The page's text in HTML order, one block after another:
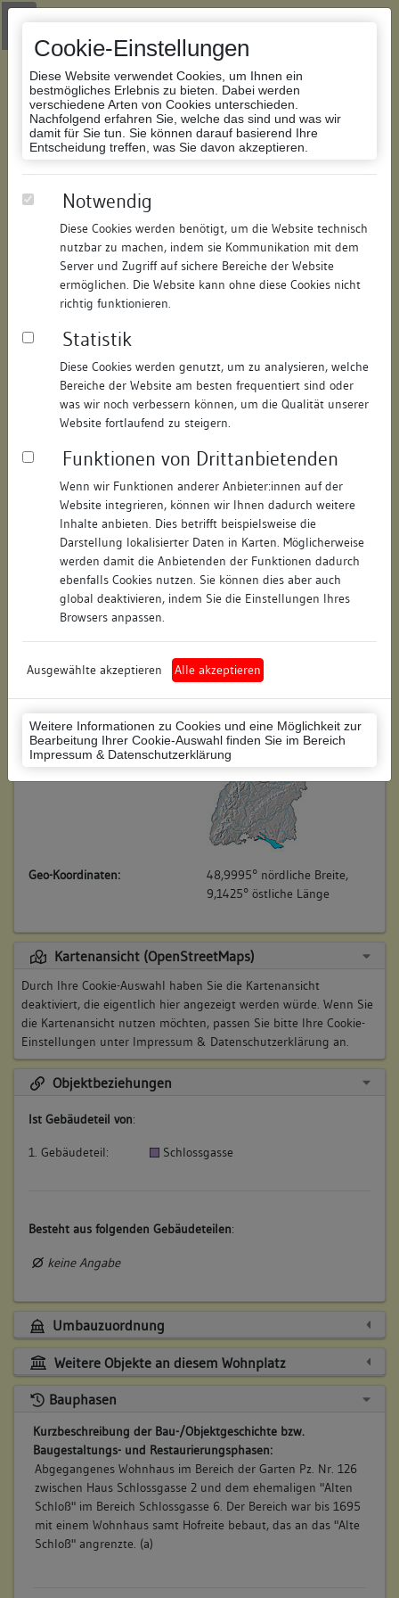
Cookie-Einstellungen
Diese Website verwendet Cookies, um Ihnen ein
bestmögliches Erlebnis zu bieten. Dabei werden
verschiedene Arten von Cookies unterschieden.
Nachfolgend erfahren Sie, welche das sind und was wir
damit für Sie tun. Sie können darauf basierend Ihre
Entscheidung treffen, was Sie davon akzeptieren.
Notwendig
Diese Cookies werden benötigt, um die Website technisch
nutzbar zu machen, indem sie Kommunikation mit dem
Server und Zugriff auf sichere Bereiche der Website
ermöglichen. Die Website kann ohne diese Cookies nicht
richtig funktionieren.
Statistik
Diese Cookies werden genutzt, um zu analysieren, welche
Bereiche der Website am besten frequentiert sind oder
was wir noch verbessern können, um die Qualität unserer
Website fortlaufend zu steigern.
Funktionen von Drittanbietenden
Wenn wir Funktionen anderer Anbieter:innen auf der
Website integrieren, können wir Ihnen dadurch weitere
Inhalte anbieten. Dies betrifft beispielsweise die
Darstellung lokalisierter Daten in Karten. Möglicherweise
werden damit die Anbietenden der Funktionen dadurch
ebenfalls Cookies nutzen. Sie können dies aber auch
global deaktivieren, indem Sie die Einstellungen Ihres
Browsers anpassen.
Ausgewählte akzeptieren Alle akzeptieren
Weitere Informationen zu Cookies und eine Möglichkeit zur
Bearbeitung Ihrer Cookie-Auswahl finden Sie im Bereich
Impressum & Datenschutzerklärung
Zur Navigation springen
Zum Inhalt der Website springen
Datenbank Bauforschung/Restaurierung
203780456611/Datum:04.05.2016
Datenbestand:
Bauforschung und Restaurierung
Als PDF herunterladen:
Objektdaten
Straße: Schlossgasse
Hausnummer: 2a
Postleitzahl: 74354
Stadt-Teilort: Besigheim
Regierungsbezirk: Stuttgart
Ludwigsburg (Landkreis)
Wohnplatzschlüssel: 8118007001
Flurstücknummer: keine
Historischer Straßenname: keiner
Lage des Wohnplatzes:
Geo-Koordinaten:
48,9995° nördliche Breite,
9,1425° östliche Länge
Kartenansicht (OpenStreetMaps)
Durch Ihre Cookie-Auswahl haben Sie die Kartenansicht
deaktiviert, die eigentlich hier angezeigt werden würde. Wenn Sie
die Kartenansicht nutzen möchten, passen Sie bitte Ihre Cookie-
Einstellungen unter Impressum & Datenschutzerklärung an.
Objektbeziehungen
Ist Gebäudeteil von:
1. Gebäudeteil: Schlossgasse
Besteht aus folgenden Gebäudeteilen:
keine Angabe
Umbauzuordnung
Weitere Objekte an diesem Wohnplatz
Bauphasen
Kurzbeschreibung der Bau-/Objektgeschichte bzw.
Baugestaltungs- und Restaurierungsphasen:
Abgegangenes Wohnhaus im Bereich der Garten Pz. Nr. 126
zwischen Haus Schlossgasse 2 und dem ehemaligen "Alten
Schloß" im Bereich Schlossgasse 6. Der Bereich war bis 1695
mit einem Wohnhaus samt Hofreite bebaut, das an das "Alte
Schloß" angrenzte. (a)